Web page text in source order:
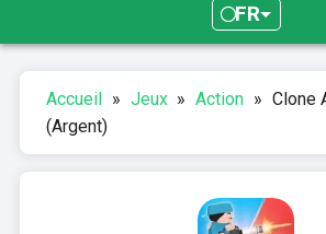
FR
Accueil » Jeux » Action » Clone
(Argent)